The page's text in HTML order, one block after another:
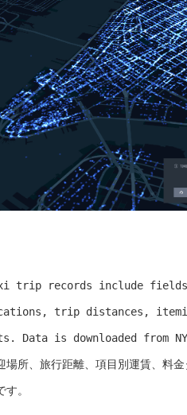
trip records include
trip distances,
Data is downloaded from
場所、旅行距離、項目別運賃、料
。